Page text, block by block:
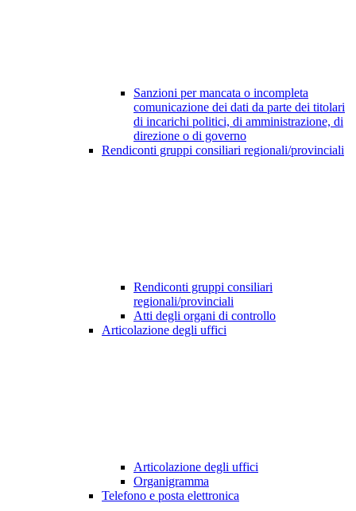
Sanzioni per mancata o incompleta
comunicazione dei dati da parte dei titolari
di incarichi politici, di amministrazione, di
direzione o di governo
Rendiconti gruppi consiliari regionali/provinciali
Rendiconti gruppi consiliari
regionali/provinciali
Atti degli organi di controllo
Articolazione degli uffici
Articolazione degli uffici
Organigramma
Telefono e posta elettronica